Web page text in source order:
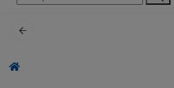
por: